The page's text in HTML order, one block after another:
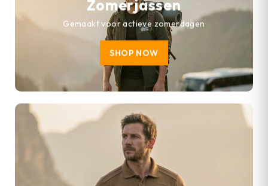
Zomerjassen
Gemaakt voor actieve zomerdagen
SHOP NOW